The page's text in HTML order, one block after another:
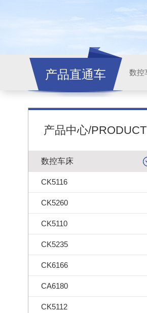
产品直通车
产品中心/PRODUCT
数控车床
CK5116
CK5260
CK5110
CK5235
CK6166
CA6180
CK5112